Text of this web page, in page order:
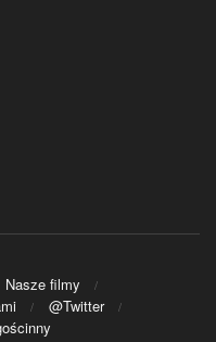
Nasze filmy
@Twitter